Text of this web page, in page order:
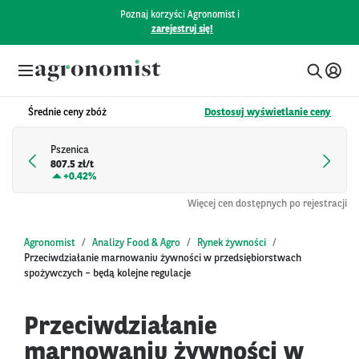
Poznaj korzyści Agronomist i
zarejestruj się!
Średnie ceny zbóż Dostosuj wyświetlanie ceny
Pszenica
807.5 zł/t
+0.42%
Więcej cen dostępnych po rejestracji
Agronomist Analizy Food & Agro
Rynek żywności
Przeciwdziałanie marnowaniu żywności w przedsiębiorstwach
spożywczych – będą kolejne regulacje
Przeciwdziałanie
marnowaniu żywności w